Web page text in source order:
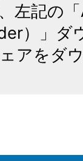
左記の
）」ダ
アをダ